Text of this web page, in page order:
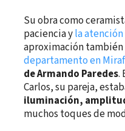
Su obra como
paciencia yla
aproximación también
departamento en
de Armando Paredes.
Carlos, su pareja,
iluminación,
muchos toques de